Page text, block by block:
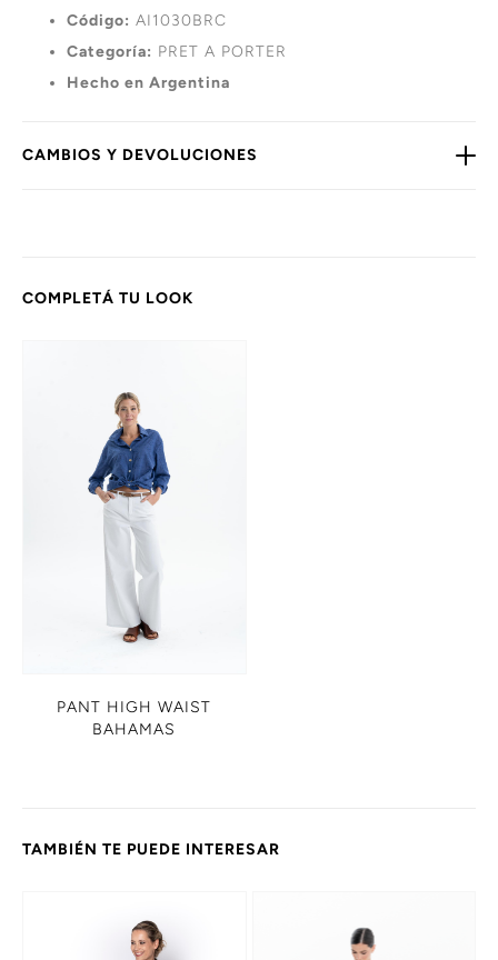
Código: AI1030BRC
Categoría: PRET A PORTER
Hecho en Argentina
CAMBIOS Y DEVOLUCIONES
COMPLETÁ TU LOOK
PANT HIGH WAIST
BAHAMAS
TAMBIÉN TE PUEDE INTERESAR